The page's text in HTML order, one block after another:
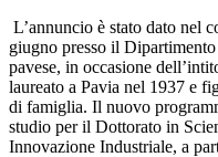
L’annuncio è stato dato nel
giugno presso il
pavese, in occasione
laureato a Pavia nel 1937 e
di famiglia. Il nuovo
studio per il Dottorato in
Innovazione Industriale, a